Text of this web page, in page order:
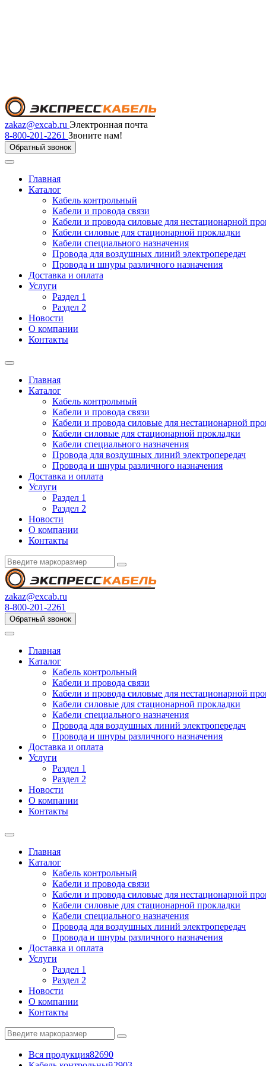
zakaz@excab.ru Электронная почта
8-800-201-2261 Звоните нам!
Обратный звонок
Главная
Каталог
Кабель контрольный
Кабели и провода связи
Кабели и провода силовые для нестационарной
Кабели силовые для стационарной прокладки
Кабели специального назначения
Провода для воздушных линий электропередач
Провода и шнуры различного назначения
Доставка и оплата
Услуги
Раздел 1
Раздел 2
Новости
О компании
Контакты
Главная
Каталог
Кабель контрольный
Кабели и провода связи
Кабели и провода силовые для нестационарной
Кабели силовые для стационарной прокладки
Кабели специального назначения
Провода для воздушных линий электропередач
Провода и шнуры различного назначения
Доставка и оплата
Услуги
Раздел 1
Раздел 2
Новости
О компании
Контакты
zakaz@excab.ru
8-800-201-2261
Обратный звонок
Главная
Каталог
Кабель контрольный
Кабели и провода связи
Кабели и провода силовые для нестационарной
Кабели силовые для стационарной прокладки
Кабели специального назначения
Провода для воздушных линий электропередач
Провода и шнуры различного назначения
Доставка и оплата
Услуги
Раздел 1
Раздел 2
Новости
О компании
Контакты
Главная
Каталог
Кабель контрольный
Кабели и провода связи
Кабели и провода силовые для нестационарной
Кабели силовые для стационарной прокладки
Кабели специального назначения
Провода для воздушных линий электропередач
Провода и шнуры различного назначения
Доставка и оплата
Услуги
Раздел 1
Раздел 2
Новости
О компании
Контакты
Вся продукция82690